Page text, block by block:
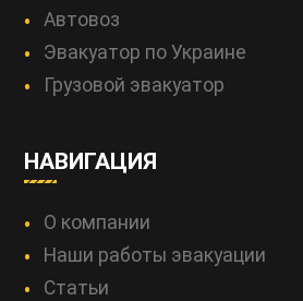
Автовоз
Эвакуатор по Украине
Грузовой эвакуатор
НАВИГАЦИЯ
О компании
Наши работы эвакуации
Статьи